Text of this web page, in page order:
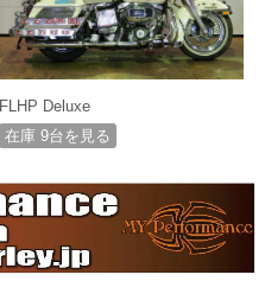
FLHP Deluxe
在庫 9台を見る